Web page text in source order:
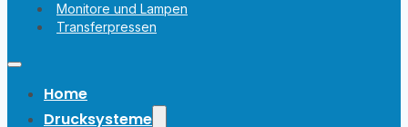
Monitore und Lampen
Transferpressen
Home
Drucksysteme